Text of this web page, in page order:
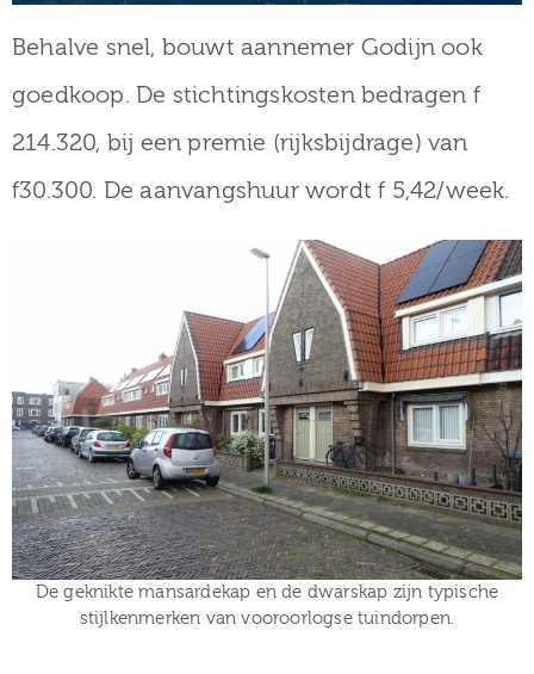
Behalve snel, bouwt aannemer Godijn ook
goedkoop. De stichtingskosten bedragen f
214.320, bij een premie (rijksbijdrage) van
f30.300. De aanvangshuur wordt f 5,42/week.
De geknikte mansardekap en de dwarskap zijn typische
stijlkenmerken van vooroorlogse tuindorpen.